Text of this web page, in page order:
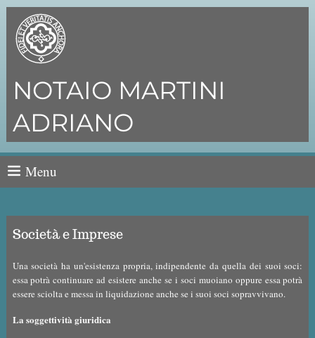
NOTAIO MARTINI
ADRIANO
Menu
Società e Imprese
Una società ha un'esistenza propria, indipendente da quella dei suoi soci:
essa potrà continuare ad esistere anche se i soci muoiano oppure essa potrà
essere sciolta e messa in liquidazione anche se i suoi soci sopravvivano.
La soggettività giuridica